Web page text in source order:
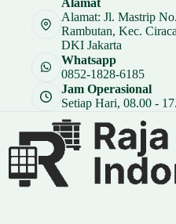
Rp 8.250.
Alamat
Alamat: Jl. Mastrip
Rambutan, Kec.
DKI Jakarta
Whatsapp
0852-1828-6185
Jam Operasional
Setiap Hari, 08.00 -